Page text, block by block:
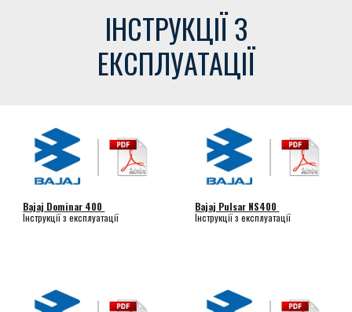
ІНСТРУКЦІЇ З
ЕКСПЛУАТАЦІЇ
Bajaj Dominar 400
Інструкції з експлуатації
Bajaj Pulsar NS400
Інструкції з експлуатації